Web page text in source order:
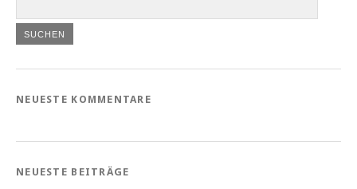
NEUESTE KOMMENTARE
NEUESTE BEITRÄGE